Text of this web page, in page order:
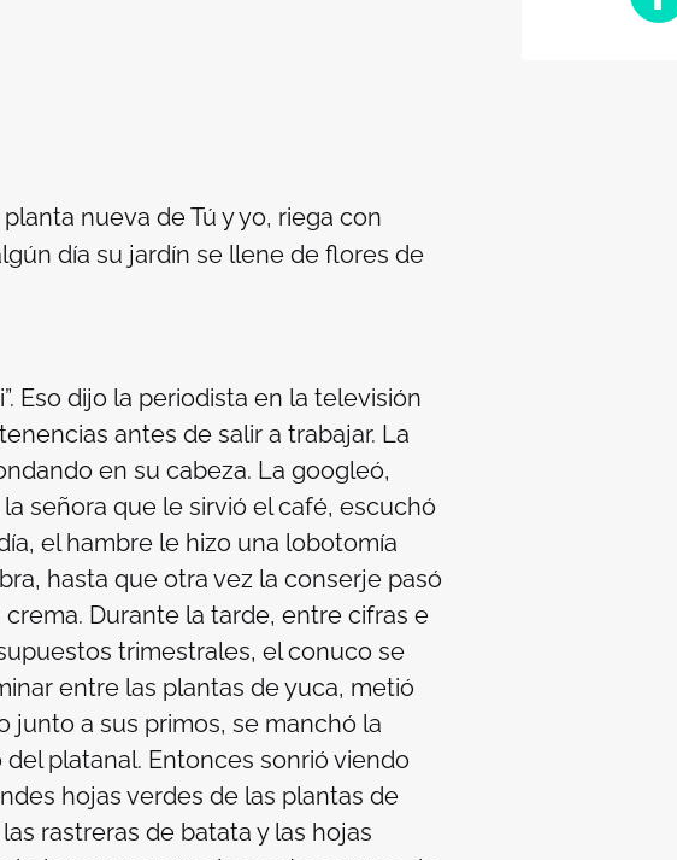
nueva de Tú y yo, riega con
día su jardín se llene de flores de
”. Eso dijo la periodista en la televisión
antes de salir a trabajar. La
en su cabeza. La googleó,
señora que le sirvió el café, escuchó
el hambre le hizo una lobotomía
hasta que otra vez la conserje pasó
Durante la tarde, entre cifras e
trimestrales, el conuco se
entre las plantas de yuca, metió
junto a sus primos, se manchó la
platanal. Entonces sonrió viendo
hojas verdes de las plantas de
rastreras de batata y las hojas